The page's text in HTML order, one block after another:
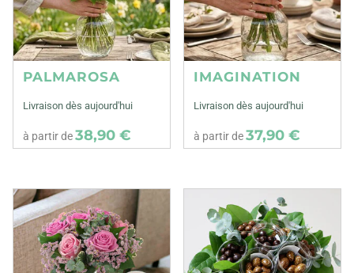
PALMAROSA
Livraison dès aujourd'hui
à partir de38,90 €
IMAGINATION
Livraison dès aujourd'hui
à partir de37,90 €